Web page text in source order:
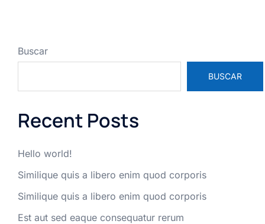
Buscar
BUSCAR
Recent Posts
Hello world!
Similique quis a libero enim quod corporis
Similique quis a libero enim quod corporis
Est aut sed eaque consequatur rerum